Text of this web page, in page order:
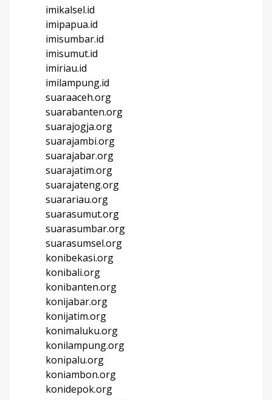
imikalsel.id
imipapua.id
imisumbar.id
imisumut.id
imiriau.id
imilampung.id
suaraaceh.org
suarabanten.org
suarajogja.org
suarajambi.org
suarajabar.org
suarajatim.org
suarajateng.org
suarariau.org
suarasumut.org
suarasumbar.org
suarasumsel.org
konibekasi.org
konibali.org
konibanten.org
konijabar.org
konijatim.org
konimaluku.org
konilampung.org
konipalu.org
koniambon.org
konidepok.org